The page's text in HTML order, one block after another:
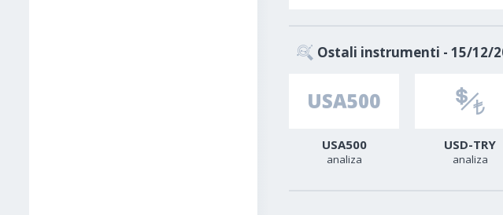
Ostali instrumenti - 15/12/
USA500
analiza
USD-TRY
analiza